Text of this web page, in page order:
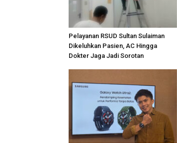
Pelayanan RSUD Sultan Sulaiman
Dikeluhkan Pasien, AC Hingga
Dokter Jaga Jadi Sorotan